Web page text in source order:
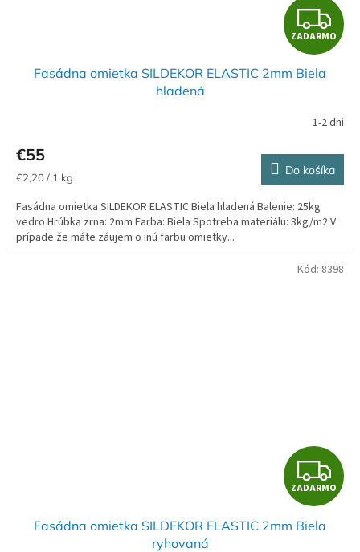
Z
A
A
R
M
O
ZADARMO
Fasádna omietka SILDEKOR ELASTIC 2mm Biela
hladená
1-2 dni
€55
Jednotková
€2,20 / 1 kg Do košíka
Fasádna omietka SILDEKOR ELASTIC Biela hladená Balenie: 25kg
vedro Hrúbka zrna: 2mm Farba: Biela Spotreba materiálu: 3kg/m2 V
prípade že máte záujem o inú farbu omietky...
Z
A
ZADARMO
Fasádna omietka SILDEKOR ELASTIC 2mm Biela
ryhovaná
Kód: 8398